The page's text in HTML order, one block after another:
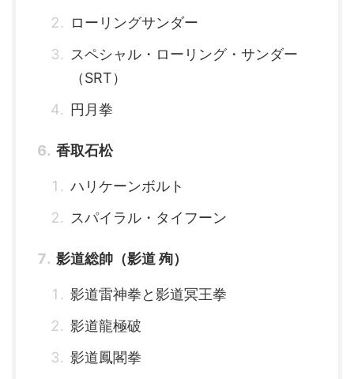
ローリングサンダー
スペシャル・ローリング・サンダー
（SRT）
円月拳
香取石松
ハリケーンボルト
スパイラル・タイフーン
影道総帥（影道 殉）
影道雷神拳と影道冥王拳
影道龍極破
影道鳳閣拳